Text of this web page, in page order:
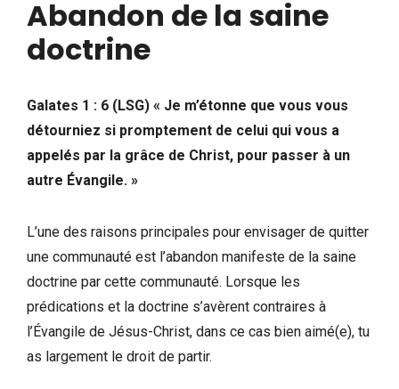
Abandon de la saine
doctrine
Galates 1 : 6 (LSG) « Je m’étonne que vous vous
détourniez si promptement de celui qui vous a
appelés par la grâce de Christ, pour passer à un
autre Évangile. »
L’une des raisons principales pour envisager de quitter
une communauté est l’abandon manifeste de la saine
doctrine par cette communauté. Lorsque les
prédications et la doctrine s’avèrent contraires à
l’Évangile de Jésus-Christ, dans ce cas bien aimé(e), tu
as largement le droit de partir.